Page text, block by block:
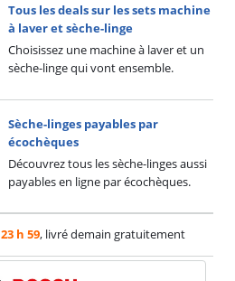
Tous les deals sur les sets machine
à laver et sèche-linge
Choisissez une machine à laver et un
sèche-linge qui vont ensemble.
Sèche-linges payables par
écochèques
Découvrez tous les sèche-linges aussi
payables en ligne par écochèques.
23 h 59, livré demain gratuitement